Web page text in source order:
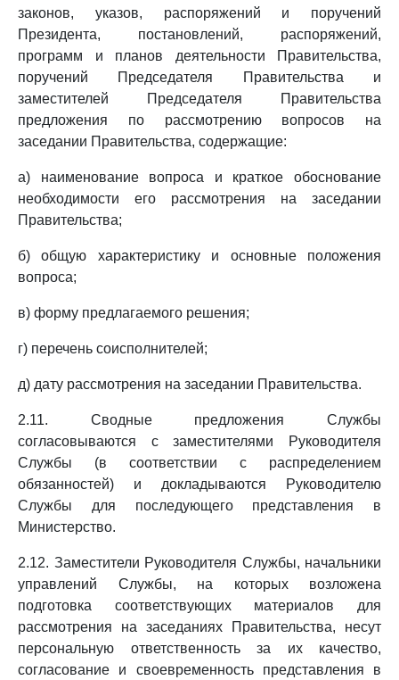
законов, указов, распоряжений и поручений
Президента, постановлений, распоряжений,
программ и планов деятельности Правительства,
поручений Председателя Правительства и
заместителей Председателя Правительства
предложения по рассмотрению вопросов на
заседании Правительства, содержащие:
а) наименование вопроса и краткое обоснование
необходимости его рассмотрения на заседании
Правительства;
б) общую характеристику и основные положения
вопроса;
в) форму предлагаемого решения;
г) перечень соисполнителей;
д) дату рассмотрения на заседании Правительства.
2.11. Сводные предложения Службы
согласовываются с заместителями Руководителя
Службы (в соответствии с распределением
обязанностей) и докладываются Руководителю
Службы для последующего представления в
Министерство.
2.12. Заместители Руководителя Службы, начальники
управлений Службы, на которых возложена
подготовка соответствующих материалов для
рассмотрения на заседаниях Правительства, несут
персональную ответственность за их качество,
согласование и своевременность представления в